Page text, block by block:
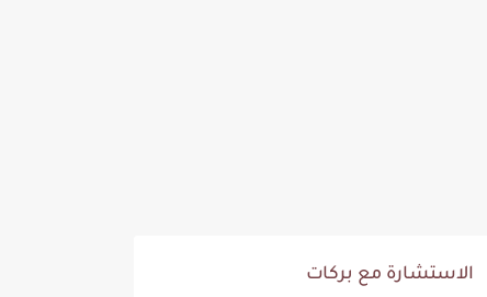
الاستشارة مع بركات